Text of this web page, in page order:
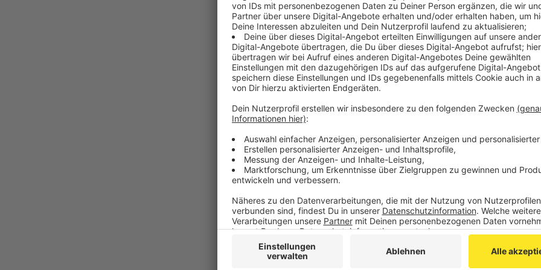
Jogi Löw ist der schönste Bundestrainer aller
werden und noch dreimal hin und zurück. Quasi im
"Fashion's -Eleven" geformt. Selbstverständlich
gewonnener Manier per Sprachnachricht von
Sprachnachricht, die Fußball-Comedy.